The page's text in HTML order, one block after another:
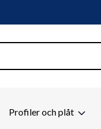
Profiler och plåt